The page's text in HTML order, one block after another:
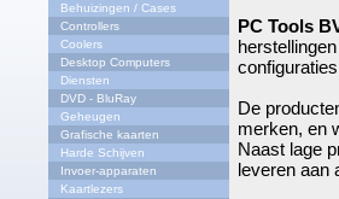
Behuizingen / Cases
Controllers
Coolers
Desktop Computers
Diensten
DVD - BluRay
Geheugen
Grafische kaarten
Harde Schijven
Invoer-apparaten
Kaartlezers
PC Tools
De
merken, en
Naast lage
leveren aan